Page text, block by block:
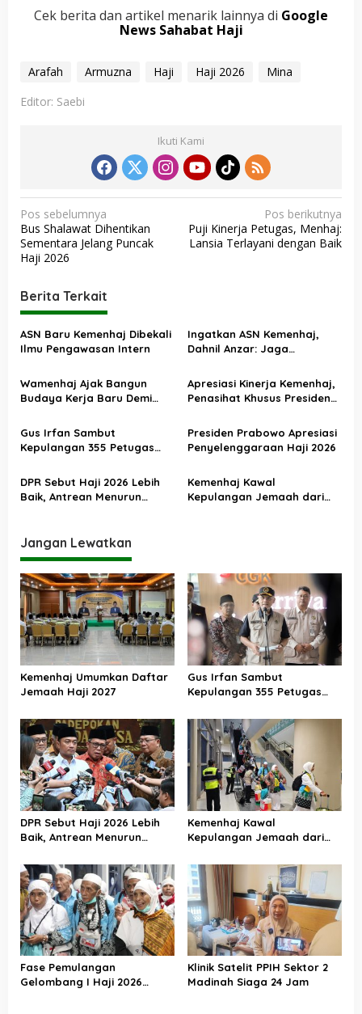
Cek berita dan artikel menarik lainnya di Google
News Sahabat Haji
Arafah Armuzna Haji Haji 2026
Mina
Editor: Saebi
Ikuti Kami
N
a
v
g
a
s
p
s
Pos sebelumnya
Bus Shalawat Dihentikan
Sementara Jelang Puncak
Haji 2026
Pos berikutnya
Puji Kinerja Petugas, Menhaj:
Lansia Terlayani dengan Baik
Berita Terkait
ASN Baru Kemenhaj Dibekali
Ilmu Pengawasan Intern
Ingatkan ASN Kemenhaj,
Dahnil Anzar: Jaga
Menjadikan Jemaah
sebagai Komoditas
Wamenhaj Ajak Bangun
Budaya Kerja Baru Demi
Jemaah
Apresiasi Kinerja Kemenhaj,
Penasihat Khusus Presiden
Penyelenggaraan Haji
Berjalan Baik
Gus Irfan Sambut
Kepulangan 355 Petugas
Presiden Prabowo Apresiasi
Penyelenggaraan Haji 2026
DPR Sebut Haji 2026 Lebih
Baik, Antrean Menurun
Kemenhaj Kawal
Kepulangan Jemaah dari
Jangan Lewatkan
Kemenhaj Umumkan Daftar
Jemaah Haji 2027
Gus Irfan Sambut
Kepulangan 355 Petugas
DPR Sebut Haji 2026 Lebih
Baik, Antrean Menurun
Kemenhaj Kawal
Kepulangan Jemaah dari
Akan Didistribusikan di
Tanah Air
Fase Pemulangan
Gelombang I Haji 2026
Klinik Satelit PPIH Sektor 2
Madinah Siaga 24 Jam